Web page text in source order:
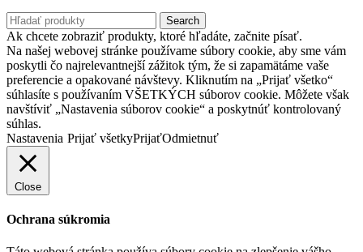
Search
Ak chcete zobraziť produkty, ktoré hľadáte, začnite písať.
Na našej webovej stránke používame súbory cookie, aby sme vám
poskytli čo najrelevantnejší zážitok tým, že si zapamätáme vaše
preferencie a opakované návštevy. Kliknutím na „Prijať všetko“
súhlasíte s používaním VŠETKÝCH súborov cookie. Môžete však
navštíviť „Nastavenia súborov cookie“ a poskytnúť kontrolovaný
súhlas.
Nastavenia Prijať všetkyPrijaťOdmietnuť
Close
Ochrana súkromia